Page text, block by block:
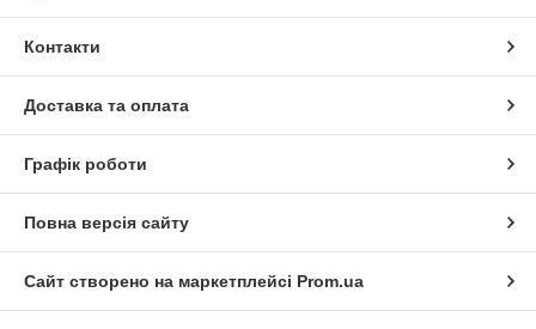
Контакти
Доставка та оплата
Графік роботи
Повна версія сайту
Сайт створено на маркетплейсі Prom.ua